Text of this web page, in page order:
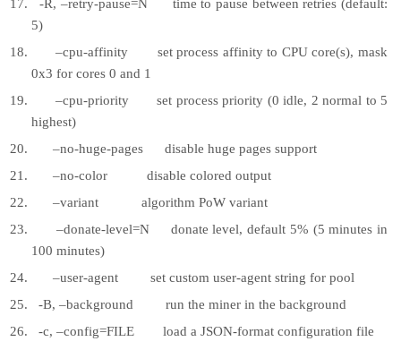
-R, –retry-pause=N time to pause between retries (default:
5)
–cpu-affinity set process affinity to CPU core(s), mask
0x3 for cores 0 and 1
–cpu-priority set process priority (0 idle, 2 normal to 5
highest)
–no-huge-pages disable huge pages support
–no-color disable colored output
–variant algorithm PoW variant
–donate-level=N donate level, default 5% (5 minutes in
100 minutes)
–user-agent set custom user-agent string for pool
-B, –background run the miner in the background
-c, –config=FILE load a JSON-format configuration file